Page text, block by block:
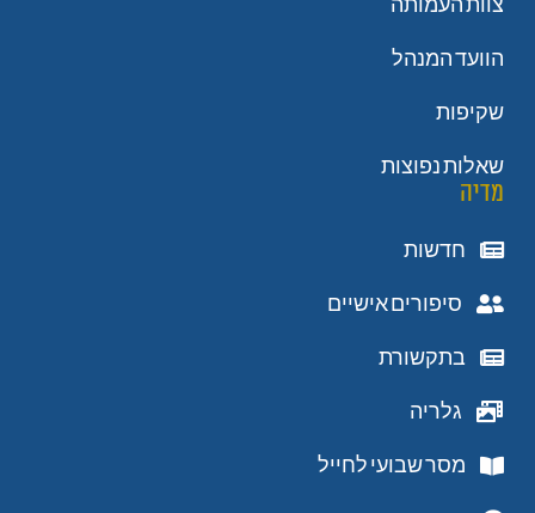
הוועד המנהל
שקיפות
שאלות נפוצות
מדיה
חדשות
סיפורים אישיים
בתקשורת
גלריה
מסר שבועי לחייל